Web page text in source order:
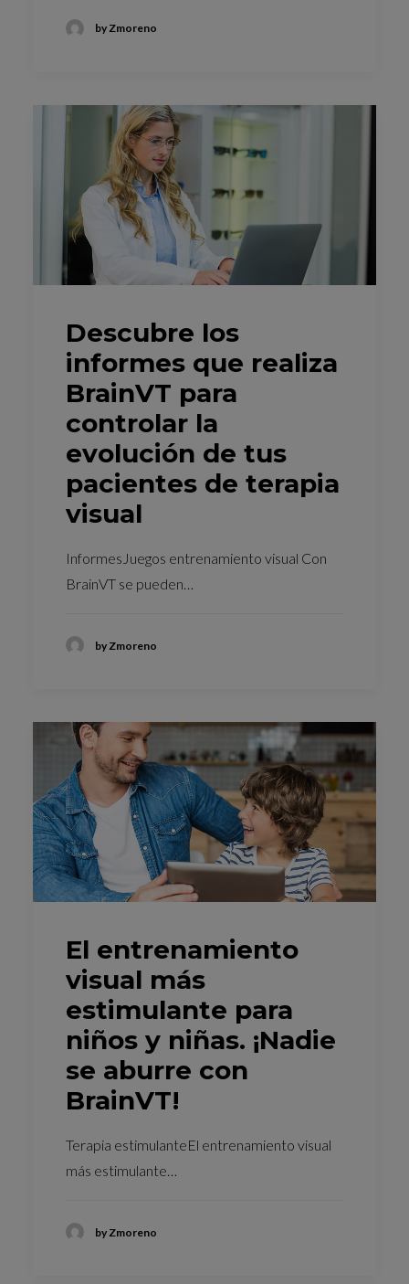
by Zmoreno
Descubre los
informes que realiza
BrainVT para
controlar la
evolución de tus
pacientes de terapia
visual
InformesJuegos entrenamiento visual Con
BrainVT se pueden…
by Zmoreno
El entrenamiento
visual más
estimulante para
niños y niñas. ¡Nadie
se aburre con
BrainVT!
Terapia estimulanteEl entrenamiento visual
más estimulante…
by Zmoreno